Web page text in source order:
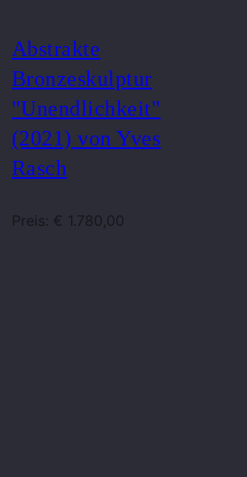
Abstrakte
Bronzeskulptur
"Unendlichkeit"
(2021) von Yves
Rasch
Preis: € 1.780,00